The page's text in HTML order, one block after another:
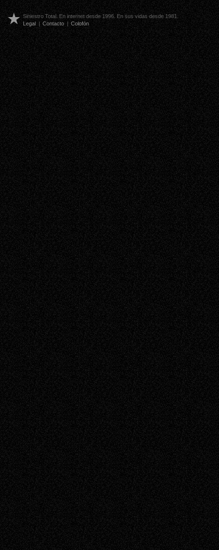
Siniestro Total. En internet desde 1996. En sus vidas desde 1981.
Legal | Contacto | Colofón